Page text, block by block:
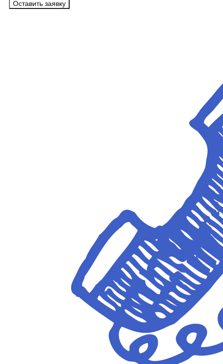
Оставить заявку